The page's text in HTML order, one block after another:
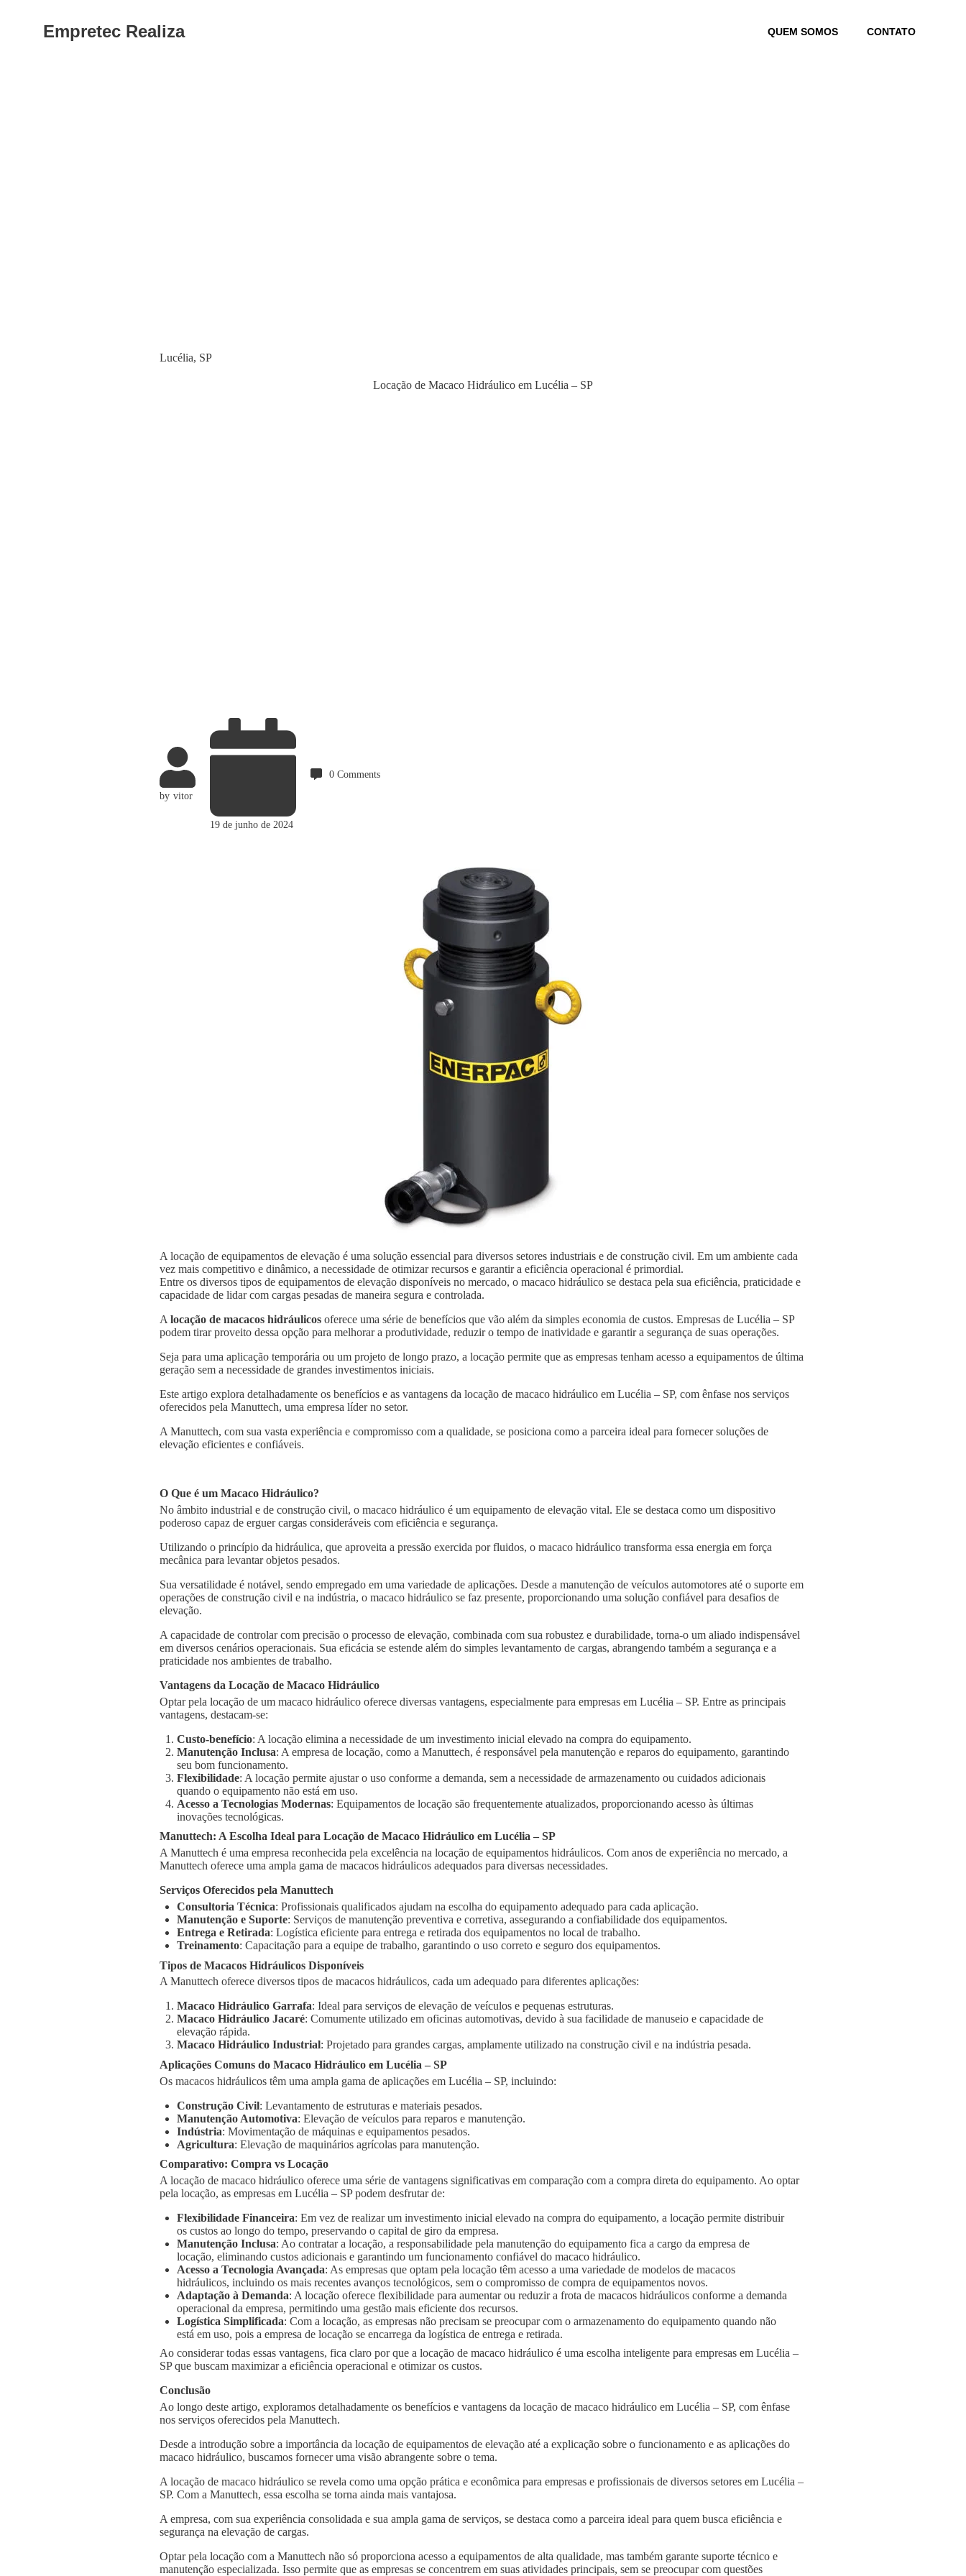
Empretec Realiza QUEM SOMOS CONTATO
Locação de Macaco Hidráulico em Lucélia – SP
Category
Lucélia, SP
by vitor
19 de junho de 2024
0 Comments
A locação de equipamentos de elevação é uma solução essencial para diversos setores industriais e de construção civil. Em um ambiente cada
vez mais competitivo e dinâmico, a necessidade de otimizar recursos e garantir a eficiência operacional é primordial.
Entre os diversos tipos de equipamentos de elevação disponíveis no mercado, o macaco hidráulico se destaca pela sua eficiência, praticidade e
capacidade de lidar com cargas pesadas de maneira segura e controlada.
A locação de macacos hidráulicos oferece uma série de benefícios que vão além da simples economia de custos. Empresas de Lucélia – SP
podem tirar proveito dessa opção para melhorar a produtividade, reduzir o tempo de inatividade e garantir a segurança de suas operações.
Seja para uma aplicação temporária ou um projeto de longo prazo, a locação permite que as empresas tenham acesso a equipamentos de última
geração sem a necessidade de grandes investimentos iniciais.
Este artigo explora detalhadamente os benefícios e as vantagens da locação de macaco hidráulico em Lucélia – SP, com ênfase nos serviços
oferecidos pela Manuttech, uma empresa líder no setor.
A Manuttech, com sua vasta experiência e compromisso com a qualidade, se posiciona como a parceira ideal para fornecer soluções de
elevação eficientes e confiáveis.
O Que é um Macaco Hidráulico?
No âmbito industrial e de construção civil, o macaco hidráulico é um equipamento de elevação vital. Ele se destaca como um dispositivo
poderoso capaz de erguer cargas consideráveis com eficiência e segurança.
Utilizando o princípio da hidráulica, que aproveita a pressão exercida por fluidos, o macaco hidráulico transforma essa energia em força
mecânica para levantar objetos pesados.
Sua versatilidade é notável, sendo empregado em uma variedade de aplicações. Desde a manutenção de veículos automotores até o suporte em
operações de construção civil e na indústria, o macaco hidráulico se faz presente, proporcionando uma solução confiável para desafios de
elevação.
A capacidade de controlar com precisão o processo de elevação, combinada com sua robustez e durabilidade, torna-o um aliado indispensável
em diversos cenários operacionais. Sua eficácia se estende além do simples levantamento de cargas, abrangendo também a segurança e a
praticidade nos ambientes de trabalho.
Vantagens da Locação de Macaco Hidráulico
Optar pela locação de um macaco hidráulico oferece diversas vantagens, especialmente para empresas em Lucélia – SP. Entre as principais
vantagens, destacam-se:
Custo-benefício: A locação elimina a necessidade de um investimento inicial elevado na compra do equipamento.
Manutenção Inclusa: A empresa de locação, como a Manuttech, é responsável pela manutenção e reparos do equipamento, garantindo
seu bom funcionamento.
Flexibilidade: A locação permite ajustar o uso conforme a demanda, sem a necessidade de armazenamento ou cuidados adicionais
quando o equipamento não está em uso.
Acesso a Tecnologias Modernas: Equipamentos de locação são frequentemente atualizados, proporcionando acesso às últimas
inovações tecnológicas.
Manuttech: A Escolha Ideal para Locação de Macaco Hidráulico em Lucélia – SP
A Manuttech é uma empresa reconhecida pela excelência na locação de equipamentos hidráulicos. Com anos de experiência no mercado, a
Manuttech oferece uma ampla gama de macacos hidráulicos adequados para diversas necessidades.
Serviços Oferecidos pela Manuttech
Consultoria Técnica: Profissionais qualificados ajudam na escolha do equipamento adequado para cada aplicação.
Manutenção e Suporte: Serviços de manutenção preventiva e corretiva, assegurando a confiabilidade dos equipamentos.
Entrega e Retirada: Logística eficiente para entrega e retirada dos equipamentos no local de trabalho.
Treinamento: Capacitação para a equipe de trabalho, garantindo o uso correto e seguro dos equipamentos.
Tipos de Macacos Hidráulicos Disponíveis
A Manuttech oferece diversos tipos de macacos hidráulicos, cada um adequado para diferentes aplicações:
Macaco Hidráulico Garrafa: Ideal para serviços de elevação de veículos e pequenas estruturas.
Macaco Hidráulico Jacaré: Comumente utilizado em oficinas automotivas, devido à sua facilidade de manuseio e capacidade de
elevação rápida.
Macaco Hidráulico Industrial: Projetado para grandes cargas, amplamente utilizado na construção civil e na indústria pesada.
Aplicações Comuns do Macaco Hidráulico em Lucélia – SP
Os macacos hidráulicos têm uma ampla gama de aplicações em Lucélia – SP, incluindo:
Construção Civil: Levantamento de estruturas e materiais pesados.
Manutenção Automotiva: Elevação de veículos para reparos e manutenção.
Indústria: Movimentação de máquinas e equipamentos pesados.
Agricultura: Elevação de maquinários agrícolas para manutenção.
Comparativo: Compra vs Locação
A locação de macaco hidráulico oferece uma série de vantagens significativas em comparação com a compra direta do equipamento. Ao optar
pela locação, as empresas em Lucélia – SP podem desfrutar de:
Flexibilidade Financeira: Em vez de realizar um investimento inicial elevado na compra do equipamento, a locação permite distribuir
os custos ao longo do tempo, preservando o capital de giro da empresa.
Manutenção Inclusa: Ao contratar a locação, a responsabilidade pela manutenção do equipamento fica a cargo da empresa de
locação, eliminando custos adicionais e garantindo um funcionamento confiável do macaco hidráulico.
Acesso a Tecnologia Avançada: As empresas que optam pela locação têm acesso a uma variedade de modelos de macacos
hidráulicos, incluindo os mais recentes avanços tecnológicos, sem o compromisso de compra de equipamentos novos.
Adaptação à Demanda: A locação oferece flexibilidade para aumentar ou reduzir a frota de macacos hidráulicos conforme a demanda
operacional da empresa, permitindo uma gestão mais eficiente dos recursos.
Logística Simplificada: Com a locação, as empresas não precisam se preocupar com o armazenamento do equipamento quando não
está em uso, pois a empresa de locação se encarrega da logística de entrega e retirada.
Ao considerar todas essas vantagens, fica claro por que a locação de macaco hidráulico é uma escolha inteligente para empresas em Lucélia –
SP que buscam maximizar a eficiência operacional e otimizar os custos.
Conclusão
Ao longo deste artigo, exploramos detalhadamente os benefícios e vantagens da locação de macaco hidráulico em Lucélia – SP, com ênfase
nos serviços oferecidos pela Manuttech.
Desde a introdução sobre a importância da locação de equipamentos de elevação até a explicação sobre o funcionamento e as aplicações do
macaco hidráulico, buscamos fornecer uma visão abrangente sobre o tema.
A locação de macaco hidráulico se revela como uma opção prática e econômica para empresas e profissionais de diversos setores em Lucélia –
SP. Com a Manuttech, essa escolha se torna ainda mais vantajosa.
A empresa, com sua experiência consolidada e sua ampla gama de serviços, se destaca como a parceira ideal para quem busca eficiência e
segurança na elevação de cargas.
Optar pela locação com a Manuttech não só proporciona acesso a equipamentos de alta qualidade, mas também garante suporte técnico e
manutenção especializada. Isso permite que as empresas se concentrem em suas atividades principais, sem se preocupar com questões